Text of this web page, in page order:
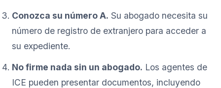
Conozca su número A. Su abogado necesita su
número de registro de extranjero para acceder a
su expediente.
No firme nada sin un abogado. Los agentes de
ICE pueden presentar documentos, incluyendo